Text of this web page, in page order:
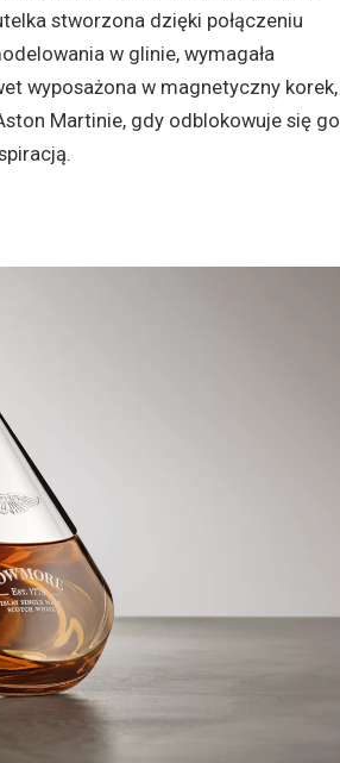
stworzona dzięki połączeniu
w glinie, wymagała
wyposażona w magnetyczny korek,
Martinie, gdy odblokowuje się go